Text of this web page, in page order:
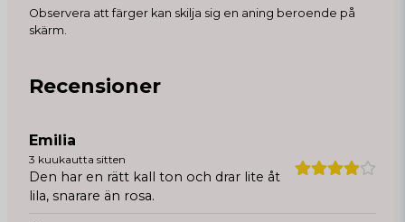
Observera att färger kan skilja sig en aning beroende på
skärm.
Recensioner
Emilia
3 kuukautta sitten
Den har en rätt kall ton och drar lite åt
lila, snarare än rosa.